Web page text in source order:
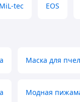
MiL-tec EOS
Маска для
Модная